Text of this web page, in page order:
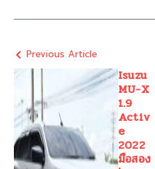
Previous Article
Isuzu
MU-X
1.9
Activ
e
2022
มือสอง